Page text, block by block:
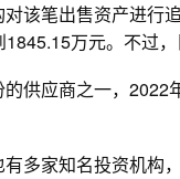
该笔出售资产进行
万元。不过
供应商之一，
多家知名投资机构